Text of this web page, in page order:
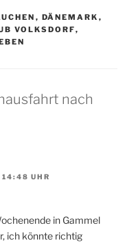
, DÄNEMARK ,
VOLKSDORF,
nach
UHR
in Gammel
ich könnte richtig